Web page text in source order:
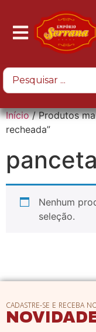
Início/ Produtos
recheada”
Nenhum
seleção.
CADASTRE-SE E RECEBA